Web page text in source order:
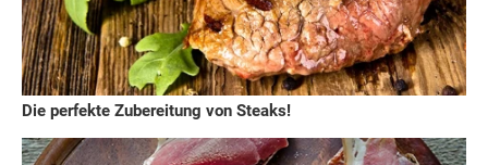
Die perfekte Zubereitung von Steaks!